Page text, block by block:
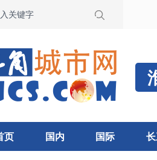
页 国内 国际